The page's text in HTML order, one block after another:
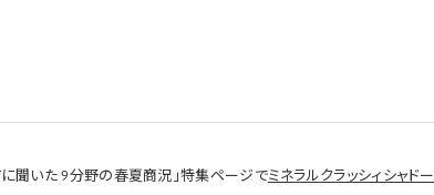
に聞いた 9分野の春夏商況」特集ページでミネラルクラッシィシャドー